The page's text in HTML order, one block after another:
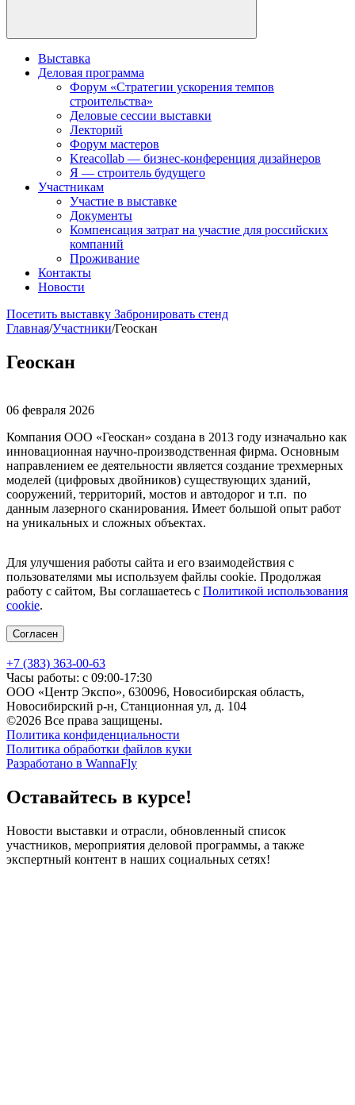
Выставка
Деловая программа
Форум «Стратегии ускорения темпов
строительства»
Деловые сессии выставки
Лекторий
Форум мастеров
Kreacollab — бизнес-конференция дизайнеров
Я — строитель будущего
Участникам
Участие в выставке
Документы
Компенсация затрат на участие для российских
компаний
Проживание
Контакты
Новости
Посетить выставку Забронировать стенд
Главная/Участники/Геоскан
Геоскан
06 февраля 2026
Компания ООО «Геоскан» создана в 2013 году изначально как
инновационная научно-производственная фирма. Основным
направлением ее деятельности является создание трехмерных
моделей (цифровых двойников) существующих зданий,
сооружений, территорий, мостов и автодорог и т.п. по
данным лазерного сканирования. Имеет большой опыт работ
на уникальных и сложных объектах.
Для улучшения работы сайта и его взаимодействия с
пользователями мы используем файлы cookie. Продолжая
работу с сайтом, Вы соглашаетесь с Политикой использования
cookie.
Согласен
+7 (383) 363-00-63
Часы работы: с 09:00-17:30
ООО «Центр Экспо», 630096, Новосибирская область,
Новосибирский р-н, Станционная ул, д. 104
©2026 Все права защищены.
Политика конфиденциальности
Политика обработки файлов куки
Разработано в WannaFly
Оставайтесь в курсе!
Новости выставки и отрасли, обновленный список
участников, мероприятия деловой программы, а также
экспертный контент в наших социальных сетях!